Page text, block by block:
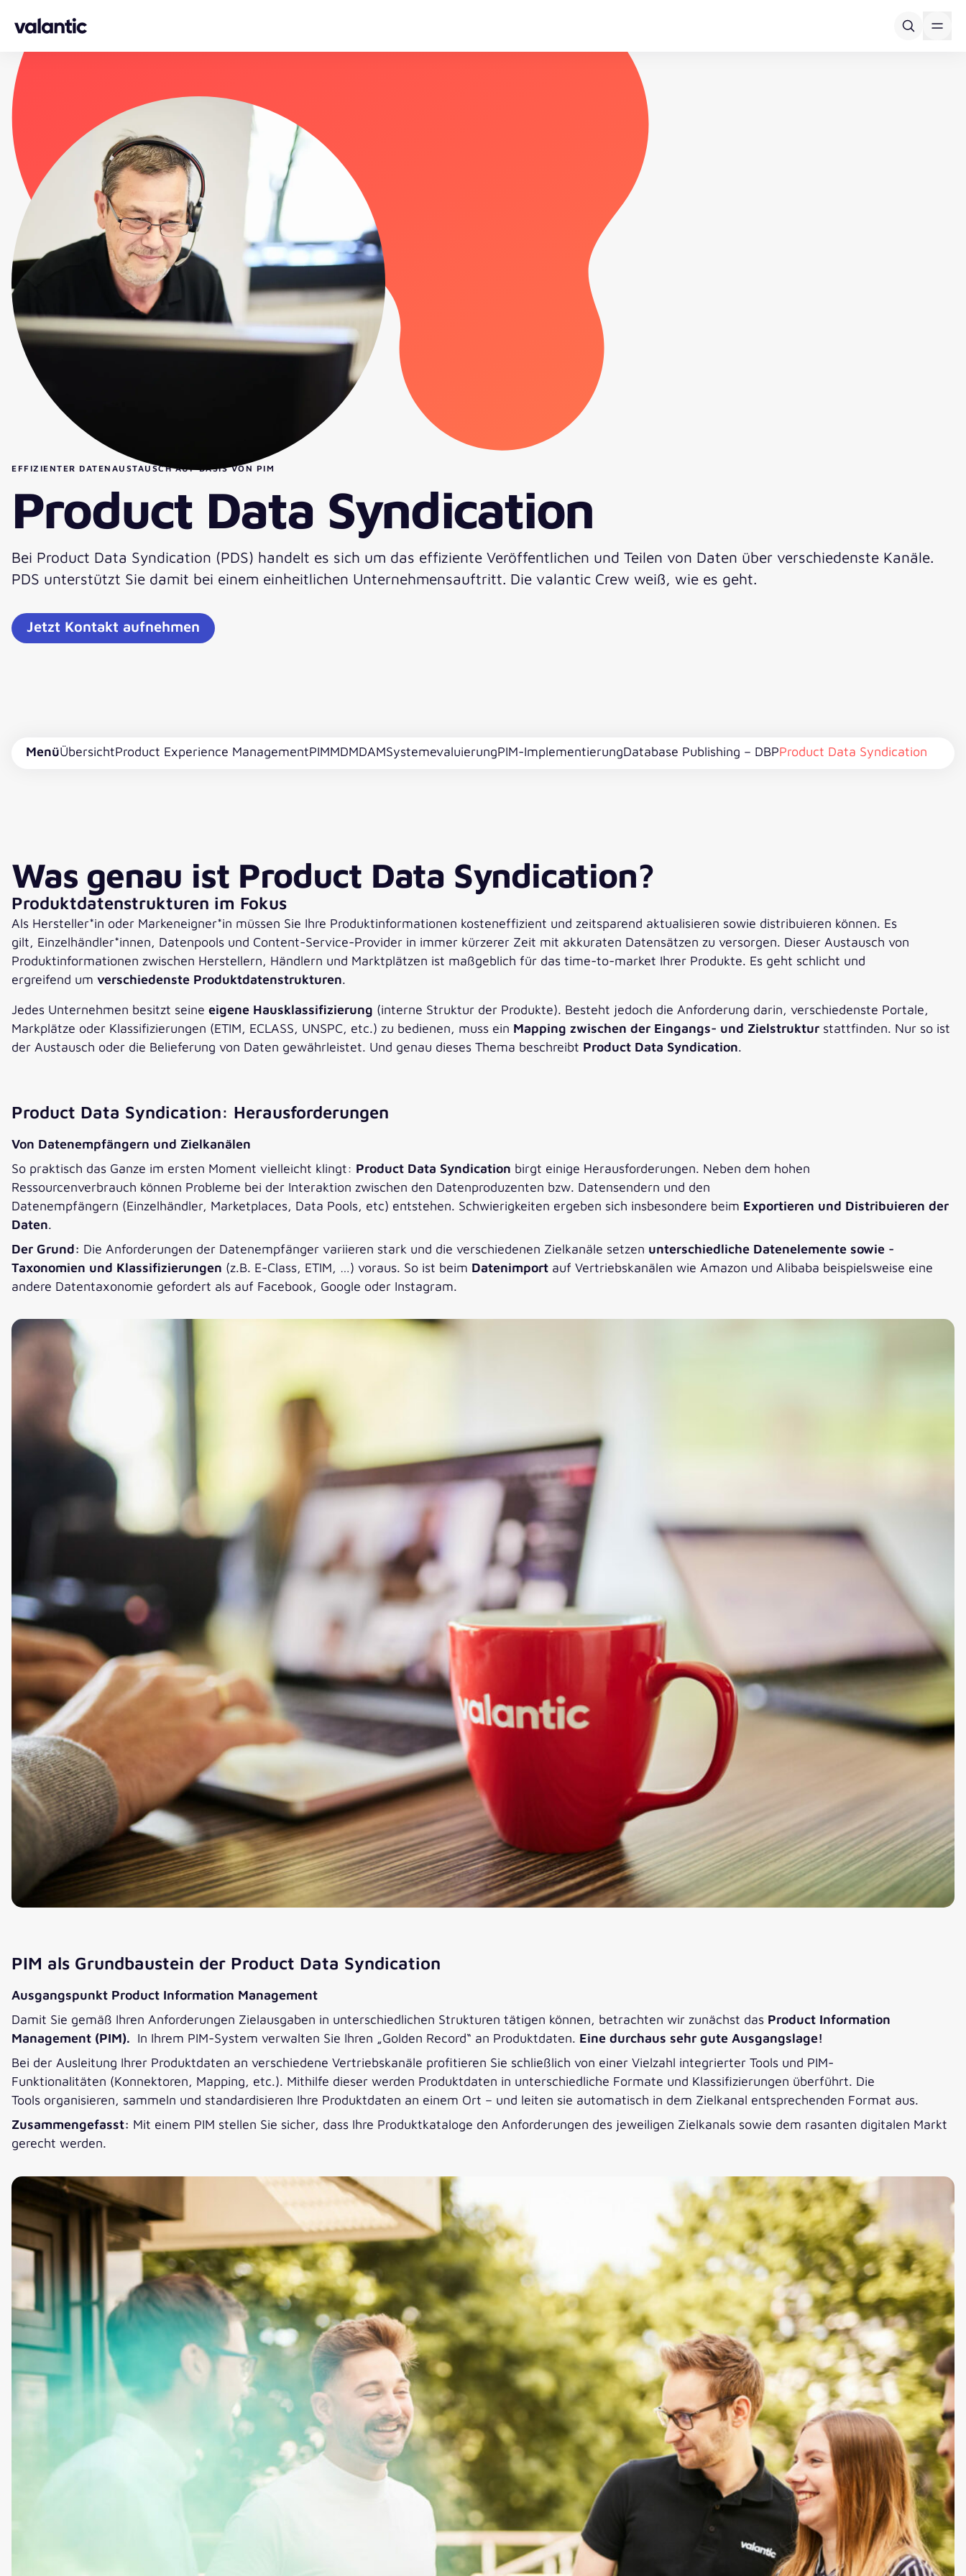
EFFIZIENTER DATENAUSTAUSCH AUF BASIS VON PIM
Product Data Syndication
Bei Product Data Syndication (PDS) handelt es sich um das effiziente Veröffentlichen und Teilen von Daten über verschiedenste Kanäle.
PDS unterstützt Sie damit bei einem einheitlichen Unternehmensauftritt. Die valantic Crew weiß, wie es geht.
Jetzt Kontakt aufnehmen
MenüÜbersichtProduct Experience ManagementPIMMDMDAMSystemevaluierungPIM-ImplementierungDatabase Publishing – DBPProduct Data Syndication
Was genau ist Product Data Syndication?
Produktdatenstrukturen im Fokus
Als Hersteller*in oder Markeneigner*in müssen Sie Ihre Produktinformationen kosteneffizient und zeitsparend aktualisieren sowie distribuieren können. Es
gilt, Einzelhändler*innen, Datenpools und Content-Service-Provider in immer kürzerer Zeit mit akkuraten Datensätzen zu versorgen. Dieser Austausch von
Produktinformationen zwischen Herstellern, Händlern und Marktplätzen ist maßgeblich für das time-to-market Ihrer Produkte. Es geht schlicht und
ergreifend um verschiedenste Produktdatenstrukturen.
Jedes Unternehmen besitzt seine eigene Hausklassifizierung (interne Struktur der Produkte). Besteht jedoch die Anforderung darin, verschiedenste Portale,
Markplätze oder Klassifizierungen (ETIM, ECLASS, UNSPC, etc.) zu bedienen, muss ein Mapping zwischen der Eingangs- und Zielstruktur stattfinden. Nur so ist
der Austausch oder die Belieferung von Daten gewährleistet. Und genau dieses Thema beschreibt Product Data Syndication.
Product Data Syndication: Herausforderungen
Von Datenempfängern und Zielkanälen
So praktisch das Ganze im ersten Moment vielleicht klingt: Product Data Syndication birgt einige Herausforderungen. Neben dem hohen
Ressourcenverbrauch können Probleme bei der Interaktion zwischen den Datenproduzenten bzw. Datensendern und den
Datenempfängern (Einzelhändler, Marketplaces, Data Pools, etc) entstehen. Schwierigkeiten ergeben sich insbesondere beim Exportieren und Distribuieren der
Daten.
Der Grund: Die Anforderungen der Datenempfänger variieren stark und die verschiedenen Zielkanäle setzen unterschiedliche Datenelemente sowie -
Taxonomien und Klassifizierungen (z.B. E-Class, ETIM, …) voraus. So ist beim Datenimport auf Vertriebskanälen wie Amazon und Alibaba beispielsweise eine
andere Datentaxonomie gefordert als auf Facebook, Google oder Instagram.
PIM als Grundbaustein der Product Data Syndication
Ausgangspunkt Product Information Management
Damit Sie gemäß Ihren Anforderungen Zielausgaben in unterschiedlichen Strukturen tätigen können, betrachten wir zunächst das Product Information
Management (PIM). In Ihrem PIM-System verwalten Sie Ihren „Golden Record“ an Produktdaten. Eine durchaus sehr gute Ausgangslage!
Bei der Ausleitung Ihrer Produktdaten an verschiedene Vertriebskanäle profitieren Sie schließlich von einer Vielzahl integrierter Tools und PIM-
Funktionalitäten (Konnektoren, Mapping, etc.). Mithilfe dieser werden Produktdaten in unterschiedliche Formate und Klassifizierungen überführt. Die
Tools organisieren, sammeln und standardisieren Ihre Produktdaten an einem Ort – und leiten sie automatisch in dem Zielkanal entsprechenden Format aus.
Zusammengefasst: Mit einem PIM stellen Sie sicher, dass Ihre Produktkataloge den Anforderungen des jeweiligen Zielkanals sowie dem rasanten digitalen Markt
gerecht werden.